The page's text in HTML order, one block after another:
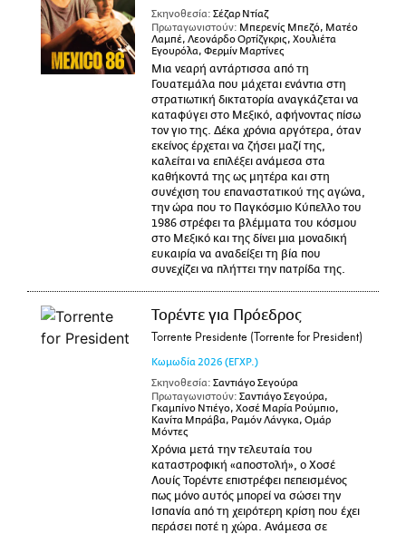
Σκηνοθεσία: Σέζαρ Ντίαζ
Πρωταγωνιστούν: Μπερενίς Μπεζό, Ματέο
Λαμπέ, Λεονάρδο Ορτίζγκρις, Χουλιέτα
Εγουρόλα, Φερμίν Μαρτίνες
Μια νεαρή αντάρτισσα από τη
Γουατεμάλα που μάχεται ενάντια στη
στρατιωτική δικτατορία αναγκάζεται να
καταφύγει στο Μεξικό, αφήνοντας πίσω
τον γιο της. Δέκα χρόνια αργότερα, όταν
εκείνος έρχεται να ζήσει μαζί της,
καλείται να επιλέξει ανάμεσα στα
καθήκοντά της ως μητέρα και στη
συνέχιση του επαναστατικού της αγώνα,
την ώρα που το Παγκόσμιο Κύπελλο του
1986 στρέφει τα βλέμματα του κόσμου
στο Μεξικό και της δίνει μια μοναδική
ευκαιρία να αναδείξει τη βία που
συνεχίζει να πλήττει την πατρίδα της.
Τορέντε για Πρόεδρος
Torrente Presidente (Torrente for President)
Κωμωδία 2026 (ΕΓΧΡ.)
Σκηνοθεσία: Σαντιάγο Σεγούρα
Πρωταγωνιστούν: Σαντιάγο Σεγούρα,
Γκαμπίνο Ντιέγο, Χοσέ Μαρία Ρούμπιο,
Κανίτα Μπράβα, Ραμόν Λάνγκα, Ομάρ
Μόντες
Χρόνια μετά την τελευταία του
καταστροφική «αποστολή», ο Χοσέ
Λουίς Τορέντε επιστρέφει πεπεισμένος
πως μόνο αυτός μπορεί να σώσει την
Ισπανία από τη χειρότερη κρίση που έχει
περάσει ποτέ η χώρα. Ανάμεσα σε